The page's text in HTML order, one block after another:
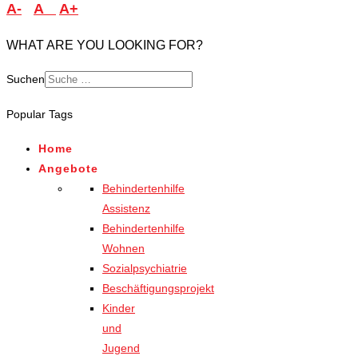
A- A A+
WHAT ARE YOU LOOKING FOR?
Suchen
Popular Tags
Home
Angebote
Behindertenhilfe
Assistenz
Behindertenhilfe
Wohnen
Sozialpsychiatrie
Beschäftigungsprojekt
Kinder
und
Jugend